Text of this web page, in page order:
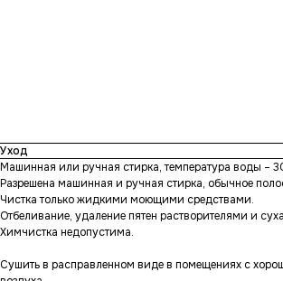
Уход
Машинная или ручная стирка, температура воды –
Разрешена машинная и ручная стирка, обычное
Чистка только жидкими моющими средствами.
Отбеливание, удаление пятен растворителями и
Химчистка недопустима.
Сушить в расправленном виде в помещениях с